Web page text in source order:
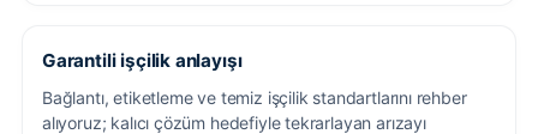
Garantili işçilik anlayışı
Bağlantı, etiketleme ve temiz işçilik standartlarını rehber
alıyoruz; kalıcı çözüm hedefiyle tekrarlayan arızayı